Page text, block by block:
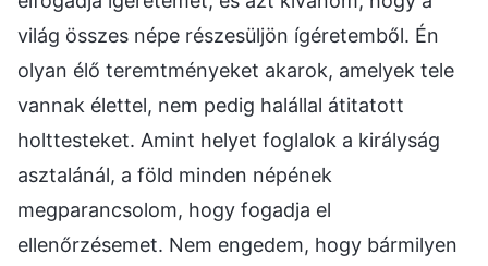
világ összes népe részesüljön ígéretemből. Én
olyan élő teremtményeket akarok, amelyek tele
vannak élettel, nem pedig halállal átitatott
holttesteket. Amint helyet foglalok a királyság
asztalánál, a föld minden népének
megparancsolom, hogy fogadja el
ellenőrzésemet. Nem engedem, hogy bármilyen